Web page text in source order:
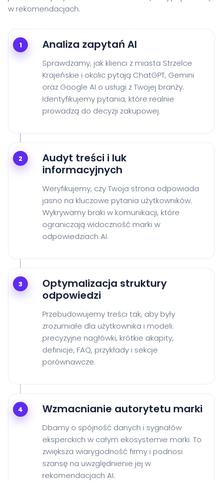
w rekomendacjach.
1 Analiza zapytań AI
Sprawdzamy, jak klienci z miasta Strzelce
Krajeńskie i okolic pytają ChatGPT, Gemini
oraz Google AI o usługi z Twojej branży.
Identyfikujemy pytania, które realnie
prowadzą do decyzji zakupowej.
2
Audyt treści i luk
informacyjnych
Weryfikujemy, czy Twoja strona odpowiada
jasno na kluczowe pytania użytkowników.
Wykrywamy braki w komunikacji, które
ograniczają widoczność marki w
odpowiedziach AI.
3
Optymalizacja struktury
odpowiedzi
Przebudowujemy treści tak, aby były
zrozumiałe dla użytkownika i modeli:
precyzyjne nagłówki, krótkie akapity,
definicje, FAQ, przykłady i sekcje
porównawcze.
4 Wzmacnianie autorytetu marki
Dbamy o spójność danych i sygnałów
eksperckich w całym ekosystemie marki. To
zwiększa wiarygodność firmy i podnosi
szansę na uwzględnienie jej w
rekomendacjach AI.